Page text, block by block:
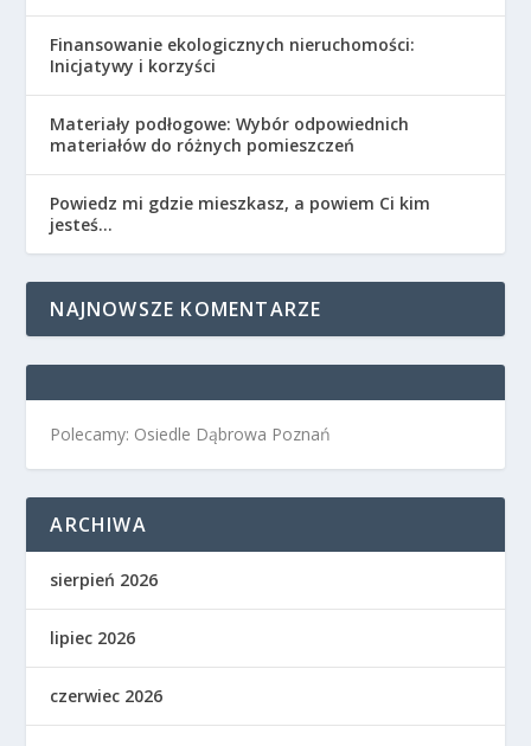
Finansowanie ekologicznych nieruchomości:
Inicjatywy i korzyści
Materiały podłogowe: Wybór odpowiednich
materiałów do różnych pomieszczeń
Powiedz mi gdzie mieszkasz, a powiem Ci kim
jesteś…
NAJNOWSZE KOMENTARZE
Polecamy: Osiedle Dąbrowa Poznań
ARCHIWA
sierpień 2026
lipiec 2026
czerwiec 2026